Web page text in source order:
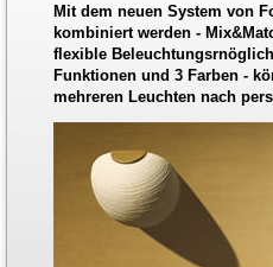
Mit dem neuen System von
kombiniert werden -
flexible
Funktionen und 3 Farben -
mehreren Leuchten nach